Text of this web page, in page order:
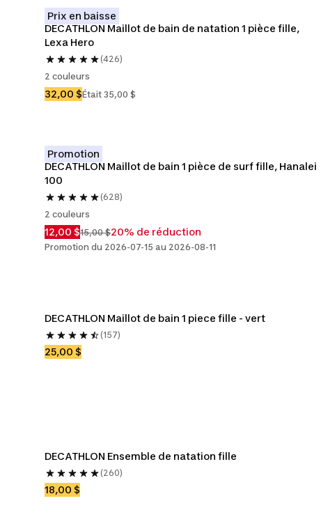
Prix en baisse
DECATHLON Maillot de bain de natation 1 pièce fille,
Lexa Hero
(426)
2 couleurs
32,00 $Était 35,00 $
Promotion
DECATHLON Maillot de bain 1 pièce de surf fille, Hanalei
100
(628)
2 couleurs
12,00 $15,00 $20% de réduction
Promotion du 2026-07-15 au 2026-08-11
DECATHLON Maillot de bain 1 piece fille - vert
(157)
25,00 $
DECATHLON Ensemble de natation fille
(260)
18,00 $